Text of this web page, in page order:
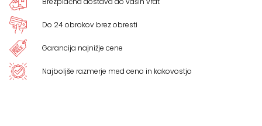
Do 24 obrokov brez obresti
Garancija najnižje cene
Najboljše razmerje med ceno in kakovostjo